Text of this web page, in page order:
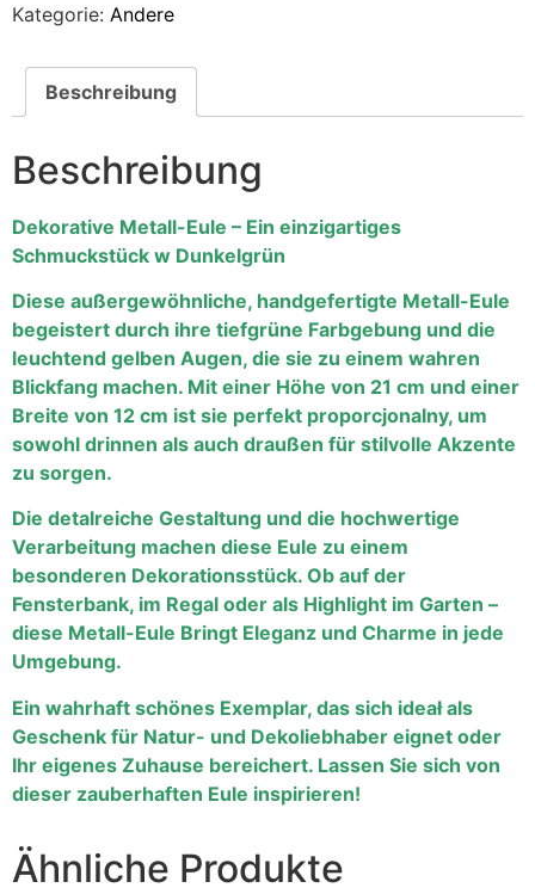
Kategorie: Andere
Beschreibung
Beschreibung
Dekorative Metall-Eule – Ein einzigartiges
Schmuckstück w Dunkelgrün
Diese außergewöhnliche, handgefertigte Metall-Eule
begeistert durch ihre tiefgrüne Farbgebung und die
leuchtend gelben Augen, die sie zu einem wahren
Blickfang machen. Mit einer Höhe von 21 cm und einer
Breite von 12 cm ist sie perfekt proporcjonalny, um
sowohl drinnen als auch draußen für stilvolle Akzente
zu sorgen.
Die detalreiche Gestaltung und die hochwertige
Verarbeitung machen diese Eule zu einem
besonderen Dekorationsstück. Ob auf der
Fensterbank, im Regal oder als Highlight im Garten –
diese Metall-Eule Bringt Eleganz und Charme in jede
Umgebung.
Ein wahrhaft schönes Exemplar, das sich ideał als
Geschenk für Natur- und Dekoliebhaber eignet oder
Ihr eigenes Zuhause bereichert. Lassen Sie sich von
dieser zauberhaften Eule inspirieren!
Ähnliche Produkte